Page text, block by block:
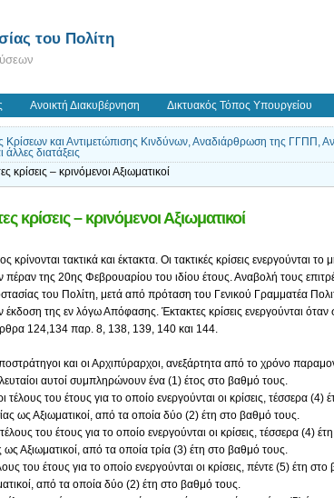
του Πολίτη
Ανοικτή Διακυβέρνηση Δικτυακός Τόπος Υπουργείου
Κρίσεων και Αντιμετώπισης Κινδύνων, Αναδιάρθρωση της ΓΓΠΠ,
διατάξεις
κρίσεις – κρινόμενοι Αξιωματικοί
κρίσεις – κρινόμενοι Αξιωματικοί
τακτικά και έκτακτα. Οι τακτικές κρίσεις ενεργούνται το
της 20ης Φεβρουαρίου του ιδίου έτους. Αναβολή τους
του Πολίτη, μετά από πρόταση του Γενικού Γραμματέα
της εν λόγω Απόφασης. Έκτακτες κρίσεις ενεργούνται όταν
124,134 παρ. 8, 138, 139, 140 και 144.
και οι Αρχιπύραρχοι, ανεξάρτητα από το χρόνο
αυτοί συμπληρώνουν ένα (1) έτος στο βαθμό τους.
του έτους για το οποίο ενεργούνται οι κρίσεις, τέσσερα (4)
ως Αξιωματικοί, από τα οποία δύο (2) έτη στο βαθμό τους.
του έτους για το οποίο ενεργούνται οι κρίσεις, τέσσερα (4)
Αξιωματικοί, από τα οποία τρία (3) έτη στο βαθμό τους.
του έτους για το οποίο ενεργούνται οι κρίσεις, πέντε (5) έτη
από τα οποία δύο (2) έτη στο βαθμό τους.